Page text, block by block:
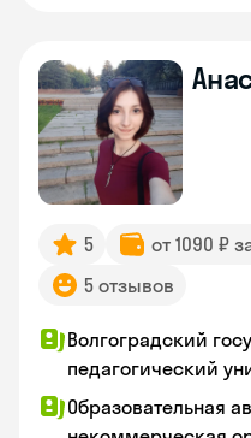
5 от 1090 ₽
5 отзывов
Волгоградский
педагогический
Образовательная